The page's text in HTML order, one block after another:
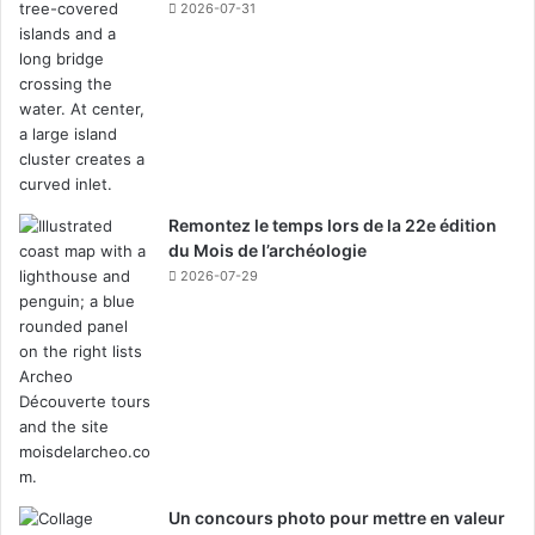
âges. C’est donc avec cette belle ambiance que la fête
s’est poursuivie, les sourires aux lèvres, les
cœurs remplis de fierté et le public dansant à la belle
étoile !
Contenu supplémentaire de MCL sur le sujet:
Témoignages
2026-07-31
Remontez le temps lors de la 22e édition
du Mois de l’archéologie
2026-07-29
Un concours photo pour mettre en valeur